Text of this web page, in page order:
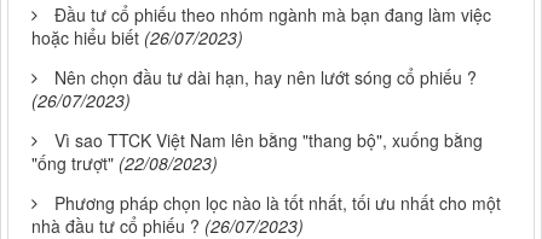
Đầu tư cổ phiếu theo nhóm ngành mà bạn đang làm việc
hoặc hiểu biết (26/07/2023)
Nên chọn đầu tư dài hạn, hay nên lướt sóng cổ phiếu ?
(26/07/2023)
Vì sao TTCK Việt Nam lên bằng "thang bộ", xuống bằng
"ống trượt" (22/08/2023)
Phương pháp chọn lọc nào là tốt nhất, tối ưu nhất cho một
nhà đầu tư cổ phiếu ? (26/07/2023)